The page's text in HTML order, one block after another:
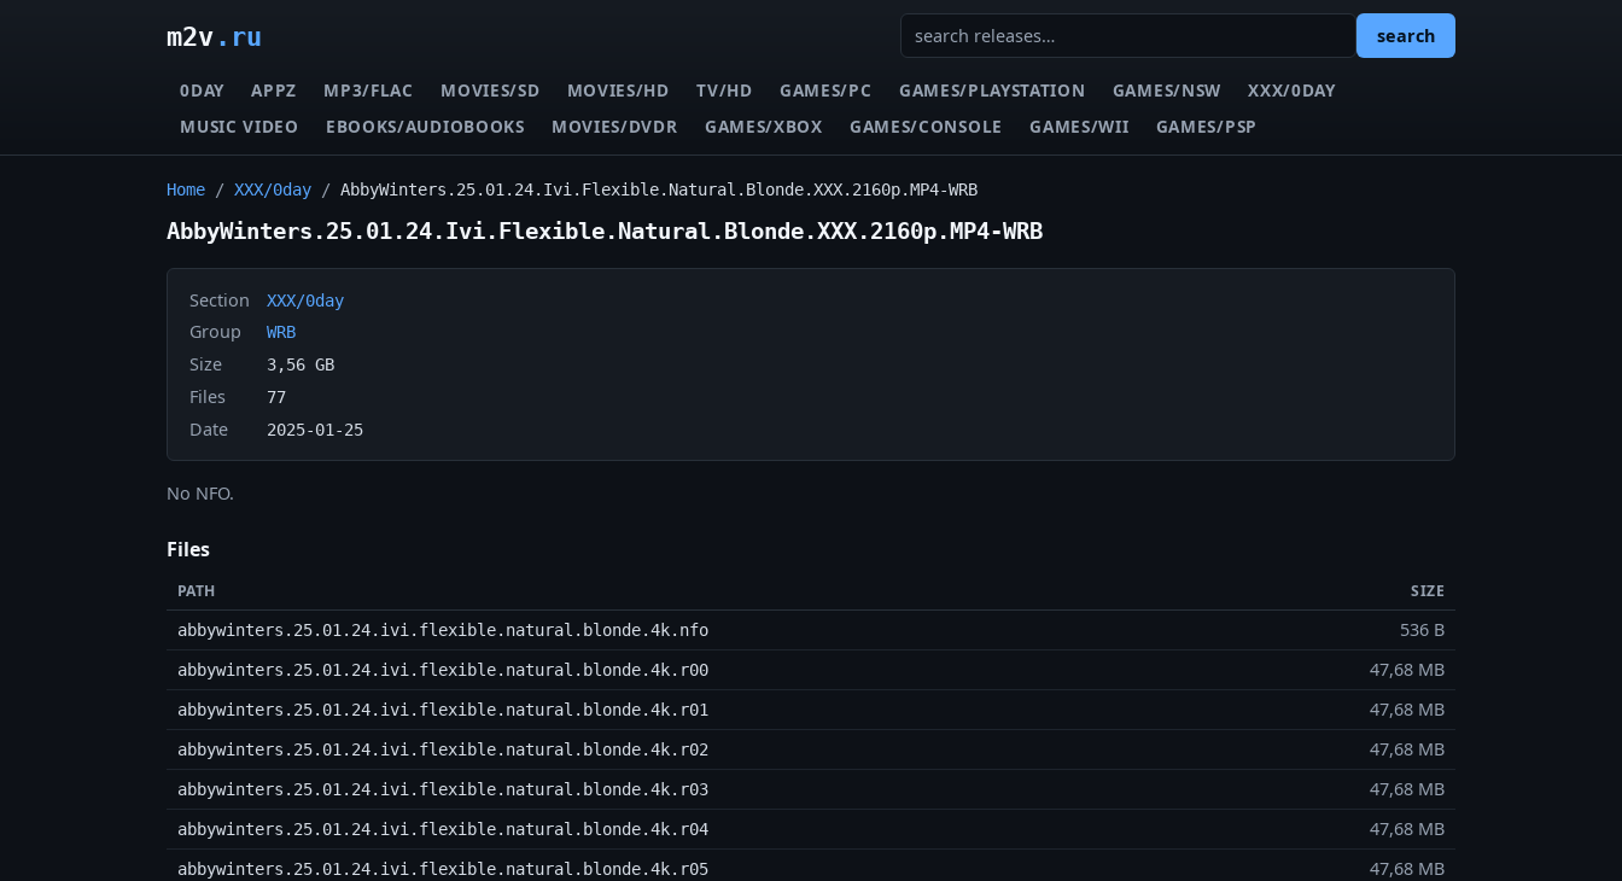
m2v.ru search
0DAY APPZ MP3/FLAC MOVIES/SD MOVIES/HD TV/HD GAMES/PC GAMES/PLAYSTATION GAMES/NSW
XXX/0DAY
MUSIC VIDEO
EBOOKS/AUDIOBOOKS MOVIES/DVDR GAMES/XBOX GAMES/CONSOLE GAMES/WII GAMES/PSP
Home / XXX/0day / AbbyWinters.25.01.24.Ivi.Flexible.Natural.Blonde.XXX.2160p.MP4-WRB
AbbyWinters.25.01.24.Ivi.Flexible.Natural.Blonde.XXX.2160p.MP4-WRB
Section XXX/0day
Group WRB
Size 3,56 GB
Files 77
Date 2025-01-25
No NFO.
Files
PATH SIZE
abbywinters.25.01.24.ivi.flexible.natural.blonde.4k.nfo 536 B
abbywinters.25.01.24.ivi.flexible.natural.blonde.4k.r00 47,68 MB
abbywinters.25.01.24.ivi.flexible.natural.blonde.4k.r01 47,68 MB
abbywinters.25.01.24.ivi.flexible.natural.blonde.4k.r02 47,68 MB
abbywinters.25.01.24.ivi.flexible.natural.blonde.4k.r03 47,68 MB
abbywinters.25.01.24.ivi.flexible.natural.blonde.4k.r04 47,68 MB
abbywinters.25.01.24.ivi.flexible.natural.blonde.4k.r05 47,68 MB